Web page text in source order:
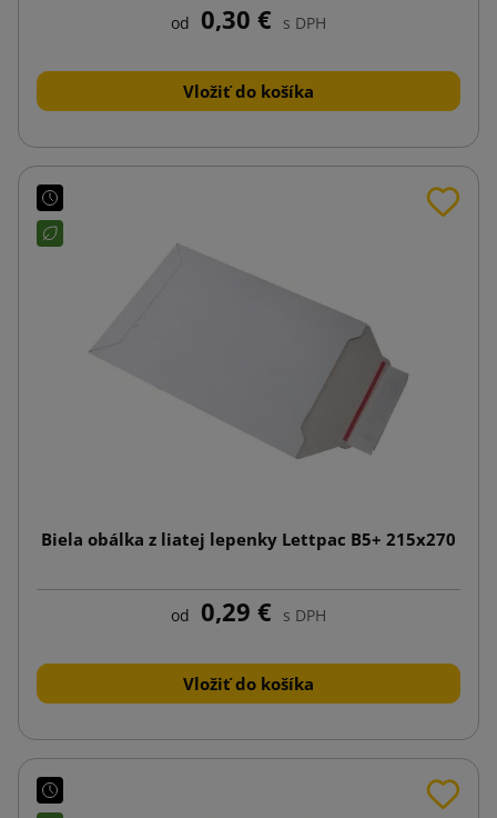
od 0,30 € s DPH
Vložiť do košíka
Biela obálka z liatej lepenky Lettpac B5+ 215x270
od 0,29 € s DPH
Vložiť do košíka